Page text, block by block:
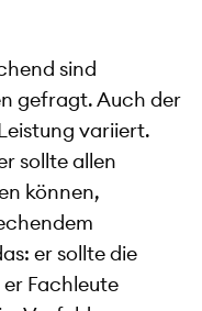
sind
gefragt. Auch der
variiert.
sollte allen
können,
er sollte die
Fachleute